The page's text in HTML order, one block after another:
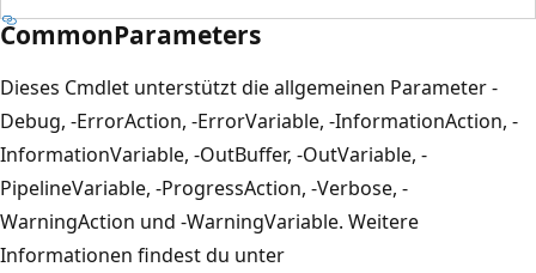
CommonParameters
Dieses Cmdlet unterstützt die allgemeinen Parameter -
Debug, -ErrorAction, -ErrorVariable, -InformationAction, -
InformationVariable, -OutBuffer, -OutVariable, -
PipelineVariable, -ProgressAction, -Verbose, -
WarningAction und -WarningVariable. Weitere
Informationen findest du unter